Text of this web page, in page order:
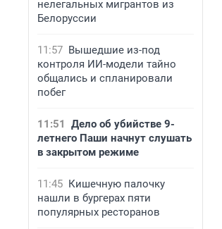
нелегальных мигрантов из
Белоруссии
11:57 Вышедшие из-под
контроля ИИ-модели тайно
общались и спланировали
побег
11:51
Дело об убийстве 9-
летнего Паши начнут слушать
в закрытом режиме
11:45 Кишечную палочку
нашли в бургерах пяти
популярных ресторанов